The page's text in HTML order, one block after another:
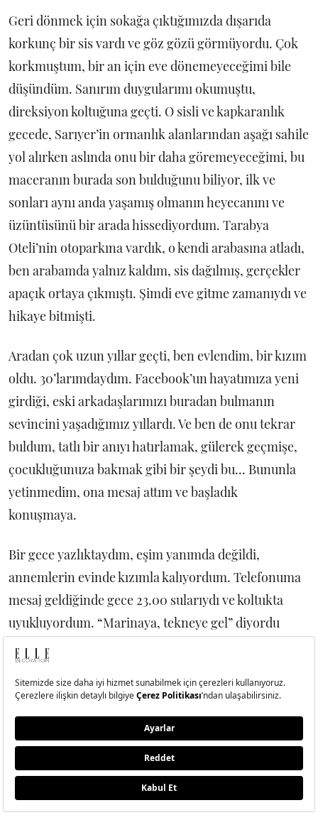
Geri dönmek için sokağa çıktığımızda dışarıda
korkunç bir sis vardı ve göz gözü görmüyordu. Çok
korkmuştum, bir an için eve dönemeyeceğimi bile
düşündüm. Sanırım duygularımı okumuştu,
direksiyon koltuğuna geçti. O sisli ve kapkaranlık
gecede, Sarıyer’in ormanlık alanlarından aşağı sahile
yol alırken aslında onu bir daha göremeyeceğimi, bu
maceranın burada son bulduğunu biliyor, ilk ve
sonları aynı anda yaşamış olmanın heyecanını ve
üzüntüsünü bir arada hissediyordum. Tarabya
Oteli’nin otoparkına vardık, o kendi arabasına atladı,
ben arabamda yalnız kaldım, sis dağılmış, gerçekler
apaçık ortaya çıkmıştı. Şimdi eve gitme zamanıydı ve
hikaye bitmişti.
Aradan çok uzun yıllar geçti, ben evlendim, bir kızım
oldu. 30’larımdaydım. Facebook’un hayatımıza yeni
girdiği, eski arkadaşlarımızı buradan bulmanın
sevincini yaşadığımız yıllardı. Ve ben de onu tekrar
buldum, tatlı bir anıyı hatırlamak, gülerek geçmişe,
çocukluğunuza bakmak gibi bir şeydi bu... Bununla
yetinmedim, ona mesaj attım ve başladık
konuşmaya.
Bir gece yazlıktaydım, eşim yanımda değildi,
annemlerin evinde kızımla kalıyordum. Telefonuma
mesaj geldiğinde gece 23.00 sularıydı ve koltukta
uyukluyordum. “Marinaya, tekneye gel” diyordu
mesaj. Önce kızımı yatırdım, sonra duş alıp üzerime
en sevdiğim yeşil elbiseyi giydim, “kızım bu saatte
sokağa mı çıkılır” diyen annemin sesini ve daha pek
çok şeyi ardımda bırakarak marinaya doğru
yürümeye başladım.
İçimde fırtınalar kopuyordu, yıllar önce
tamamlanmamış bir hikayeyi sonlandırmak, zirveye